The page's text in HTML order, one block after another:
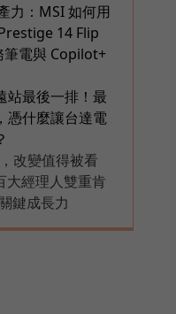
力：MSI 如何用
14 Flip
筆電與 Copilot+
站最後一排！最
憑什麼讓台達電
改變值得被看
大經理人雙重肯
鍵成長力